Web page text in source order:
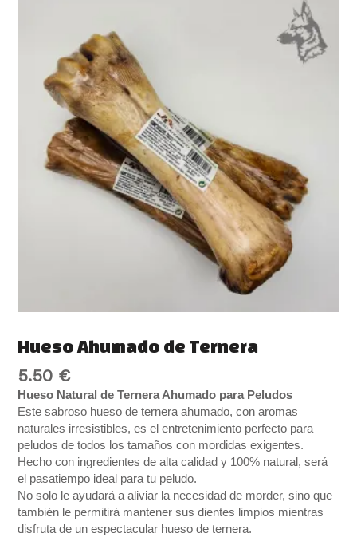
Hueso Ahumado de Ternera
5.50 €
Hueso Natural de Ternera Ahumado para Peludos
Este sabroso hueso de ternera ahumado, con aromas
naturales irresistibles, es el entretenimiento perfecto para
peludos de todos los tamaños con mordidas exigentes.
Hecho con ingredientes de alta calidad y 100% natural, será
el pasatiempo ideal para tu peludo.
No solo le ayudará a aliviar la necesidad de morder, sino que
también le permitirá mantener sus dientes limpios mientras
disfruta de un espectacular hueso de ternera.